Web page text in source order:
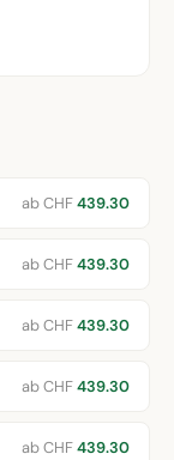
ab CHF439.30
ab CHF439.30
ab CHF439.30
ab CHF439.30
ab CHF439.30